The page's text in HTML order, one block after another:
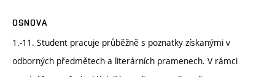
OSNOVA
1.-11. Student pracuje průběžně s poznatky získanými v
odborných předmětech a literárních pramenech. V rámci